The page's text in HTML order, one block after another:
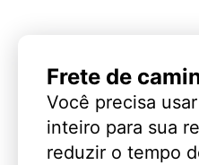
Frete de
Você precisa
inteiro para sua
reduzir o tempo